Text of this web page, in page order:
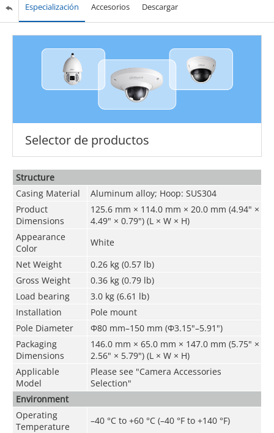
Especialización Accesorios Descargar
Selector de productos
Structure
Casing Material
Aluminum alloy; Hoop: SUS304
Product
Dimensions
125.6 mm × 114.0 mm × 20.0 mm (4.94" ×
4.49" × 0.79") (L × W × H)
Appearance
Color
White
Net Weight
0.26 kg (0.57 lb)
Gross Weight
0.36 kg (0.79 lb)
Load bearing
3.0 kg (6.61 lb)
Installation
Pole mount
Pole Diameter
Φ80 mm–150 mm (Φ3.15"–5.91")
Packaging
Dimensions
146.0 mm × 65.0 mm × 147.0 mm (5.75" ×
2.56" × 5.79") (L × W × H)
Applicable
Model
Please see "Camera Accessories
Selection"
Environment
Operating
Temperature
–40 °C to +60 °C (–40 °F to +140 °F)